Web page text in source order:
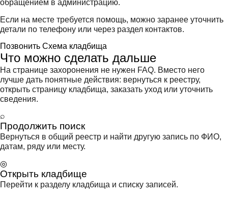
обращением в администрацию.
Если на месте требуется помощь, можно заранее уточнить
детали по телефону или через раздел контактов.
Позвонить Схема кладбища
Что можно сделать дальше
На странице захоронения не нужен FAQ. Вместо него
лучше дать понятные действия: вернуться к реестру,
открыть страницу кладбища, заказать уход или уточнить
сведения.
⌕
Продолжить поиск
Вернуться в общий реестр и найти другую запись по ФИО,
датам, ряду или месту.
◎
Открыть кладбище
Перейти к разделу кладбища и списку записей.